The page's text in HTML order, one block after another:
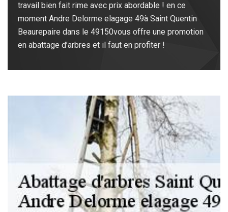
travail bien fait rime avec prix abordable ! en ce
moment Andre Delorme elagage 49à Saint Quentin
Beaurepaire dans le 49150vous offre une promotion
en abattage d’arbres et il faut en profiter !